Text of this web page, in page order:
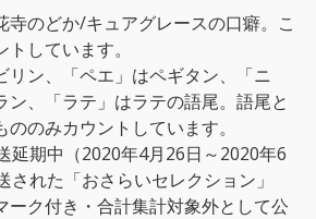
寺のどか/キュアグレースの口癖。こ
しています。
リン、「ペエ」はペギタン、「ニ
ン、「ラテ」はラテの語尾。語尾と
のみカウントしています。
延期中（2020年4月26日～2020年6
された「おさらいセレクション」
ーク付き・合計集計対象外として公